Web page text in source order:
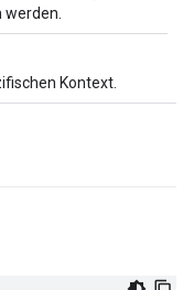
Kontext.